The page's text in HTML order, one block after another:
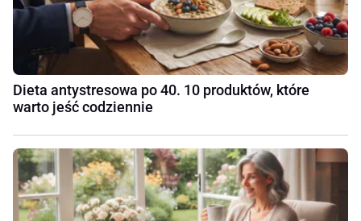
Dieta antystresowa po 40. 10 produktów, które
warto jeść codziennie